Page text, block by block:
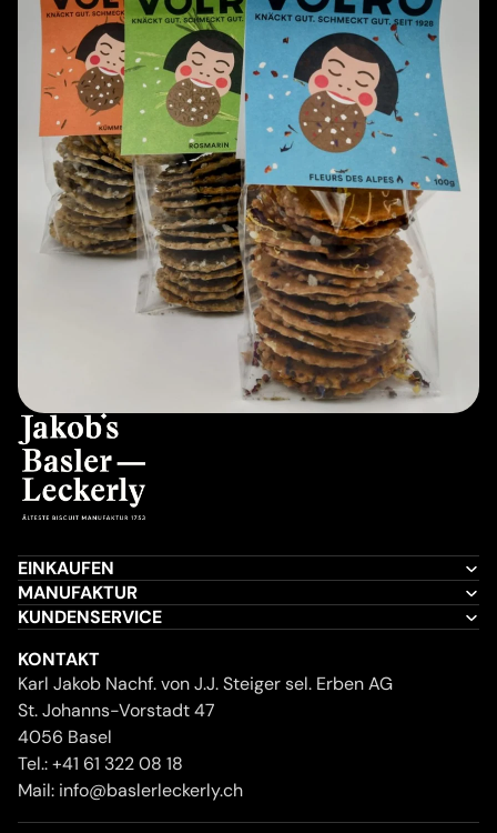
EINKAUFEN
MANUFAKTUR
KUNDENSERVICE
KONTAKT
Karl Jakob Nachf. von J.J. Steiger sel. Erben AG
St. Johanns-Vorstadt 47
4056 Basel
Tel.:+41 61 322 08 18
Mail: info@baslerleckerly.ch